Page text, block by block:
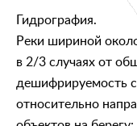
Гидрография.
Реки шириной
в 2/3 случаях от
дешифрируемость
относительно